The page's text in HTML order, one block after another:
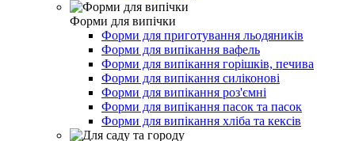
Форми для випічки
Форми для приготування льодяників
Форми для випікання вафель
Форми для випікання горішків, печива
Форми для випікання силіконові
Форми для випікання роз'ємні
Форми для випікання пасок та пасок
Форми для випікання хліба та кексів